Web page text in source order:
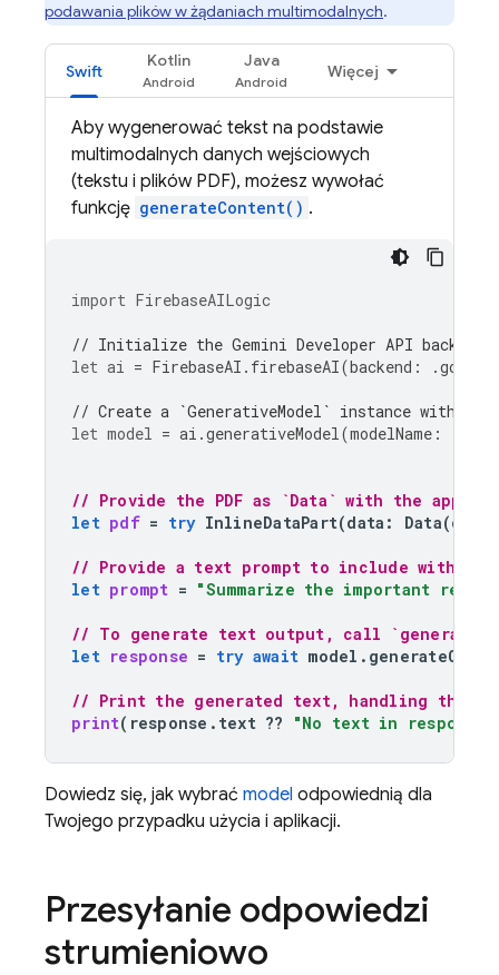
podawania plików w żądaniach multimodalnych.
Swift
Kotlin Java
Więcej
Aby wygenerować tekst na podstawie
multimodalnych danych wejściowych
(tekstu i plików PDF), możesz wywołać
funkcję generateContent() .
import FirebaseAILogic
// Initialize the Gemini Developer API backend
let ai = FirebaseAI . firebaseAI(backend : .
// Create a `GenerativeModel` instance with a
let model = ai .generativeModel(modelName :
// Provide the PDF as `Data` with the
let pdf = try InlineDataPart(data : Data(
// Provide a text prompt to include with
let prompt = "Summarize the important
// To generate text output, call
let response = try await model .
// Print the generated text, handling the
print( response . text ?? "No text in
Dowiedz się, jak wybrać model odpowiednią dla
Twojego przypadku użycia i aplikacji.
Przesyłanie odpowiedzi
strumieniowo